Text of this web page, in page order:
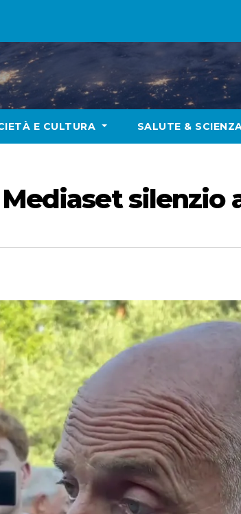
E CULTURA SALUTE &
silenzio